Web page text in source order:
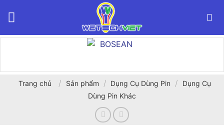
Trang chủ / Sản phẩm / Dụng Cụ Dùng Pin /
Dụng Cụ
Dùng Pin Khác